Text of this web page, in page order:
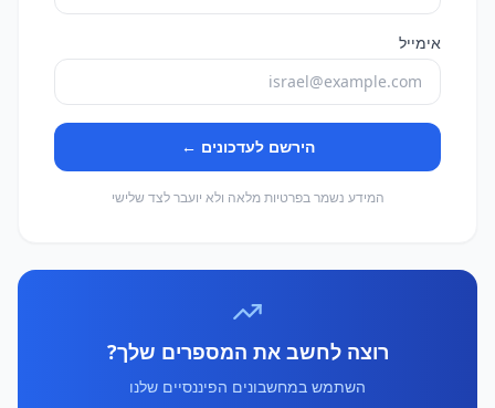
אימייל
הירשם לעדכונים ←
המידע נשמר בפרטיות מלאה ולא יועבר לצד שלישי
רוצה לחשב את המספרים שלך?
השתמש במחשבונים הפיננסיים שלנו